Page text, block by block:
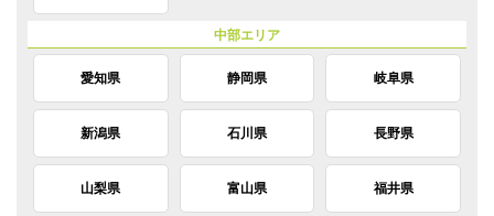
愛知県 静岡県 岐阜県
新潟県 石川県 長野県
山梨県 富山県 福井県